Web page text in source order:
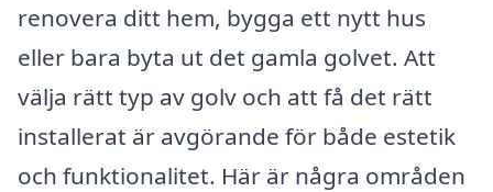
renovera ditt hem, bygga ett nytt hus
eller bara byta ut det gamla golvet. Att
välja rätt typ av golv och att få det rätt
installerat är avgörande för både estetik
och funktionalitet. Här är några områden